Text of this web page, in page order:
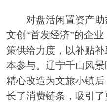
对盘活闲置资产助
文创“首发经济”的企
策供给力度，以补贴
本参与。辽宁千山风
精心改造为文旅小镇
长了消费链条，吸引了